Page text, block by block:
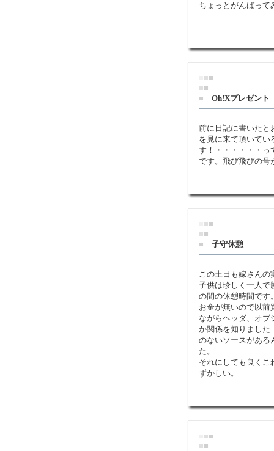
ちょっとがんばって
■■
■■
■
Oh!Xプレゼント
前に日記に書いたと
を見に来て頂いてい
す！・・・・・・っ
です。飛び飛びの号
■■
■■
■
子守休憩
この土日も嫁さんの
子供は珍しく一人で
の間の休憩時間です
お金が無いので以前
ながらヘッダ、オブ
か関係を知りました
のないソースがある
た。
それにしても良くこ
ずかしい。
■■
■■